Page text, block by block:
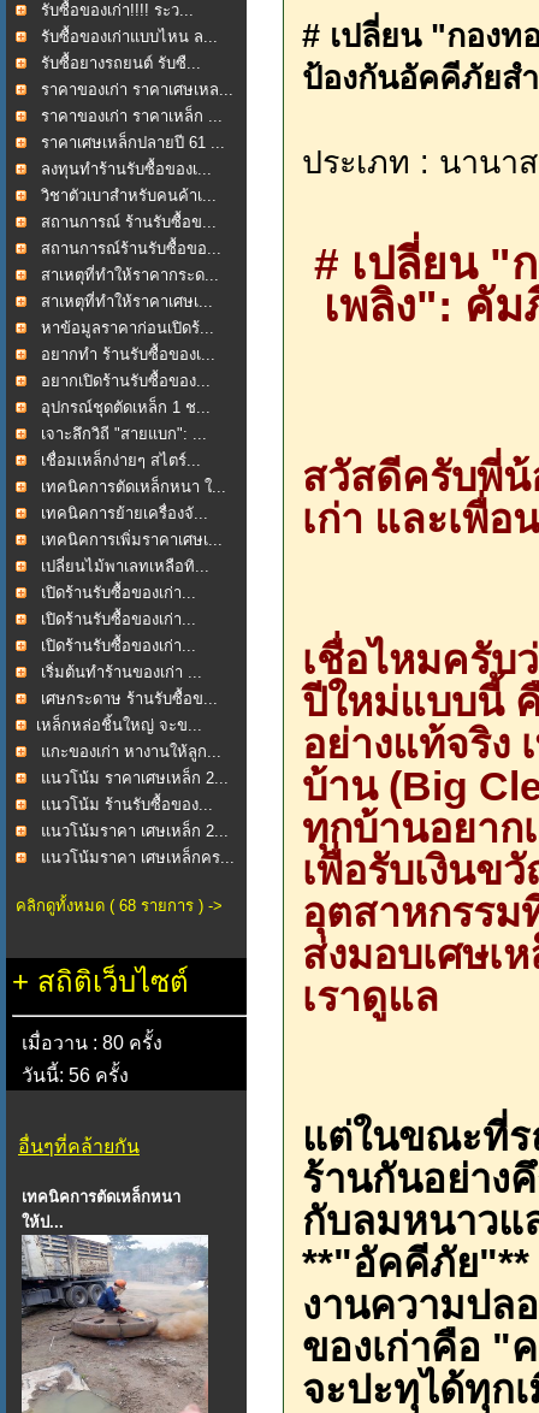
รับซื้อของเก่า!!!! ระว...
รับซื้อของเก่าแบบไหน ล...
รับซื้อยางรถยนต์ รับซื...
ราคาของเก่า ราคาเศษเหล...
ราคาของเก่า ราคาเหล็ก ...
ราคาเศษเหล็กปลายปี 61 ...
ลงทุนทำร้านรับซื้อของเ...
วิชาตัวเบาสำหรับคนค้าเ...
สถานการณ์ ร้านรับซื้อข...
สถานการณ์ร้านรับซื้อขอ...
สาเหตุที่ทำให้ราคากระด...
สาเหตุที่ทำให้ราคาเศษเ...
หาข้อมูลราคาก่อนเปิดร้...
อยากทำ ร้านรับซื้อของเ...
อยากเปิดร้านรับซื้อของ...
อุปกรณ์ชุดตัดเหล็ก 1 ช...
เจาะลึกวิถี "สายแบก": ...
เชื่อมเหล็กง่ายๆ สไตร์...
เทคนิคการตัดเหล็กหนา ใ...
เทคนิคการย้ายเครื่องจั...
เทคนิคการเพิ่มราคาเศษเ...
เปลี่ยนไม้พาเลทเหลือทิ...
เปิดร้านรับซื้อของเก่า...
เปิดร้านรับซื้อของเก่า...
เปิดร้านรับซื้อของเก่า...
เริ่มต้นทำร้านของเก่า ...
เศษกระดาษ ร้านรับซื้อข...
​เหล็กหล่อชิ้นใหญ่ จะข...
แกะของเก่า หางานให้ลูก...
แนวโน้ม ราคาเศษเหล็ก 2...
แนวโน้ม ร้านรับซื้อของ...
แนวโน้มราคา เศษเหล็ก 2...
แนวโน้มราคา เศษเหล็กคร...
คลิกดูทั้งหมด ( 68 รายการ ) ->
+ สถิติเว็บไซต์
เมื่อวาน : 80 ครั้ง
วันนี้: 56 ครั้ง
อื่นๆที่คล้ายกัน
เทคนิคการตัดเหล็กหนา
ให้ป...
# เปลี่ยน "กองท
ป้องกันอัคคีภัยส
ประเภท : นานา
# เปลี่ยน "
เพลิง": คั
สวัสดีครับพี่น้
เก่า และเพื่
เชื่อไหมครับ
ปีใหม่แบบนี้
อย่างแท้จริง
บ้าน (Big
ทุกบ้านอยาก
เพื่อรับเงินข
อุตสาหกรรม
ส่งมอบเศษเ
เราดูแล
แต่ในขณะที่ร
ร้านกันอย่าง
กับลมหนาวแ
**"อัคคีภัย"**
งานความปล
ของเก่าคือ "
จะปะทุได้ทุก